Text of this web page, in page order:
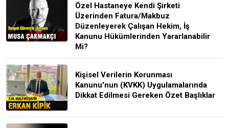
Özel Hastaneye Kendi Şirketi
Üzerinden Fatura/Makbuz
Düzenleyerek Çalışan Hekim, İş
Kanunu Hükümlerinden Yararlanabilir
Mi?
Kişisel Verilerin Korunması
Kanunu'nun (KVKK) Uygulamalarında
Dikkat Edilmesi Gereken Özet Başlıklar